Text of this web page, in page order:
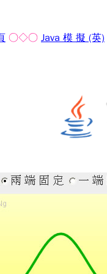
○◇○ Java 模 擬 (英)